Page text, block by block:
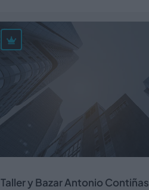
Taller y Bazar Antonio Contiñas